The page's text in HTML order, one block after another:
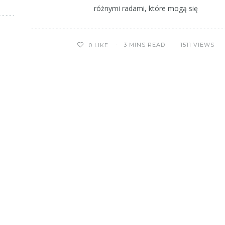
różnymi radami, które mogą się
0 LIKE 3 MINS READ 1511 VIEWS